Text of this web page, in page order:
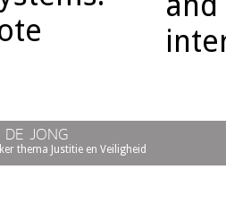
DE JONG
thema Justitie en Veiligheid